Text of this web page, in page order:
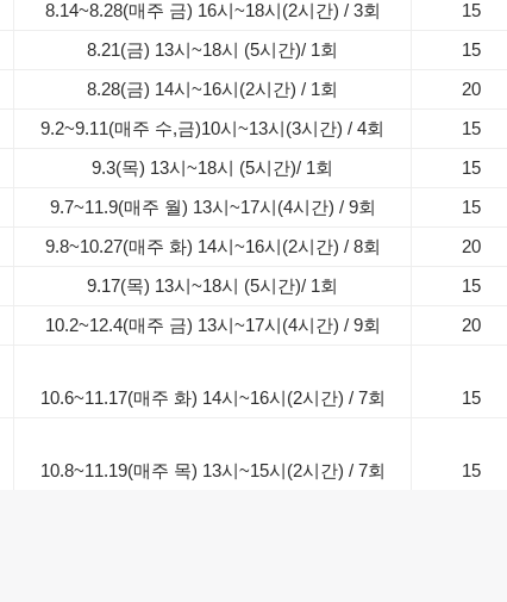
8.14~8.28(매주 금) 16시~18시(2시간) / 3회 15
8.21(금) 13시~18시 (5시간)/ 1회 15
8.28(금) 14시~16시(2시간) / 1회 20
9.2~9.11(매주 수,금)10시~13시(3시간) / 4회 15
9.3(목) 13시~18시 (5시간)/ 1회 15
9.7~11.9(매주 월) 13시~17시(4시간) / 9회 15
9.8~10.27(매주 화) 14시~16시(2시간) / 8회 20
9.17(목) 13시~18시 (5시간)/ 1회 15
10.2~12.4(매주 금) 13시~17시(4시간) / 9회 20
10.6~11.17(매주 화) 14시~16시(2시간) / 7회 15
10.8~11.19(매주 목) 13시~15시(2시간) / 7회 15